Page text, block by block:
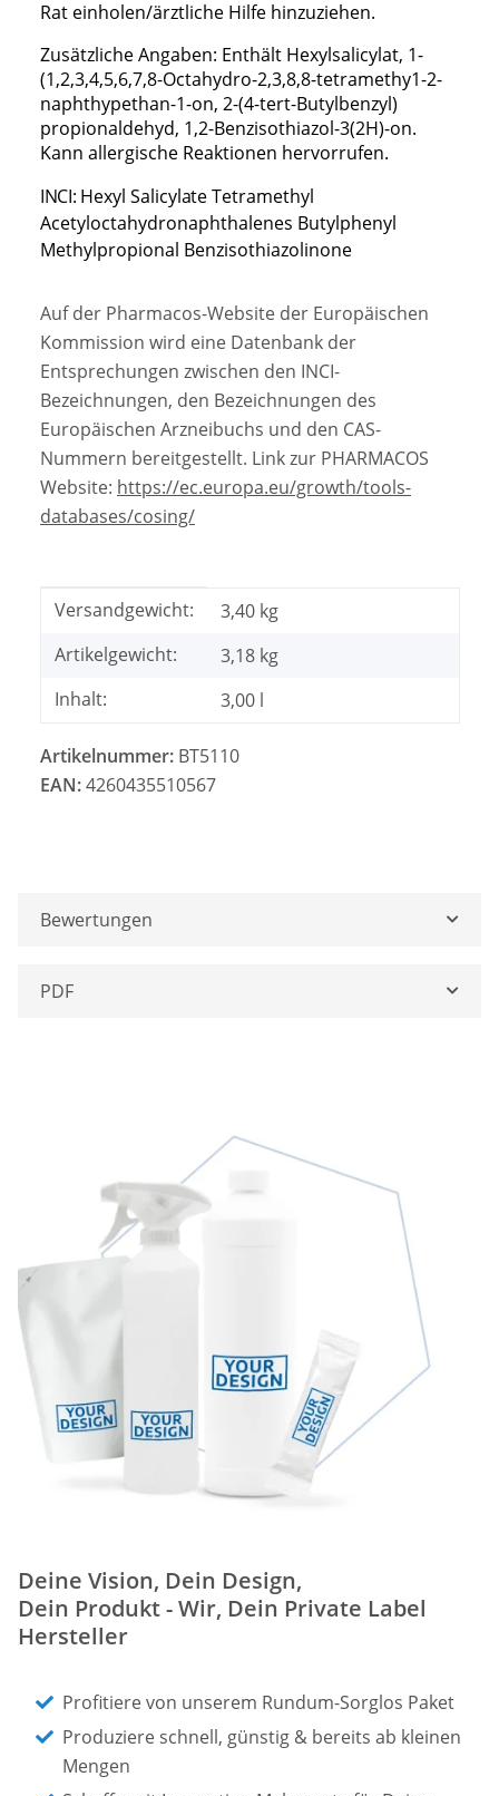
Rat einholen/ärztliche Hilfe hinzuziehen.
Zusätzliche Angaben: Enthält Hexylsalicylat, 1-
(1,2,3,4,5,6,7,8-Octahydro-2,3,8,8-tetramethy1-2-
naphthypethan-1-on, 2-(4-tert-Butylbenzyl)
propionaldehyd, 1,2-Benzisothiazol-3(2H)-on.
Kann allergische Reaktionen hervorrufen.
INCI: Hexyl SalicylateTetramethyl
Acetyloctahydronaphthalenes Butylphenyl
Methylpropional Benzisothiazolinone
Auf der Pharmacos-Website der Europäischen
Kommission wird eine Datenbank der
Entsprechungen zwischen den INCI-
Bezeichnungen, den Bezeichnungen des
Europäischen Arzneibuchs und den CAS-
Nummern bereitgestellt. Link zur PHARMACOS
Website: https://ec.europa.eu/growth/tools-
databases/cosing/
Produkteigenschaft
Wert
Versandgewicht:
3,40 kg
Artikelgewicht:
3,18 kg
Inhalt:
3,00 l
Artikelnummer: BT5110
EAN:4260435510567
Bewertungen
PDF
Deine Vision, Dein Design,
Dein Produkt - Wir, Dein Private Label
Hersteller
Profitiere von unserem Rundum-Sorglos Paket
Produziere schnell, günstig & bereits ab kleinen
Mengen